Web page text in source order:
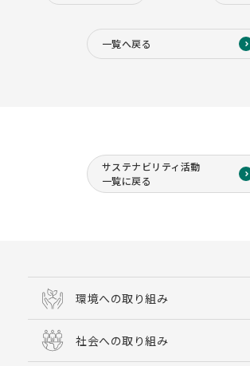
一覧へ戻る
サステナビリティ活動
一覧に戻る
環境への取り組み
社会への取り組み